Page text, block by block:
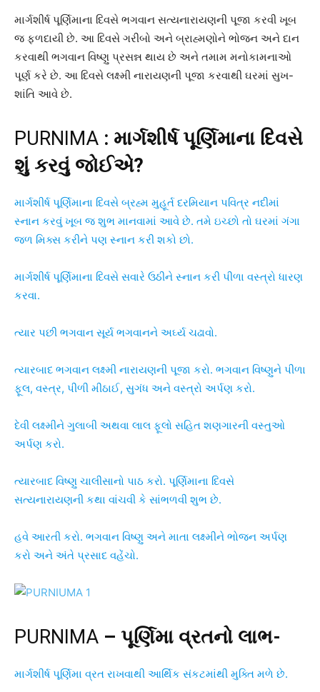
માર્ગશીર્ષ પૂર્ણિમાના દિવસે ભગવાન સત્યનારાયણની પૂજા કરવી ખૂબ
જ ફળદાયી છે. આ દિવસે ગરીબો અને બ્રાહ્મણોને ભોજન અને દાન
કરવાથી ભગવાન વિષ્ણુ પ્રસન્ન થાય છે અને તમામ મનોકામનાઓ
પૂર્ણ કરે છે. આ દિવસે લક્ષ્મી નારાયણની પૂજા કરવાથી ઘરમાં સુખ-
શાંતિ આવે છે.
PURNIMA : માર્ગશીર્ષ પૂર્ણિમાના દિવસે
શું કરવું જોઈએ?
માર્ગશીર્ષ પૂર્ણિમાના દિવસે બ્રહ્મ મુહૂર્ત દરમિયાન પવિત્ર નદીમાં
સ્નાન કરવું ખૂબ જ શુભ માનવામાં આવે છે. તમે ઇચ્છો તો ઘરમાં ગંગા
જળ મિક્સ કરીને પણ સ્નાન કરી શકો છો.
માર્ગશીર્ષ પૂર્ણિમાના દિવસે સવારે ઉઠીને સ્નાન કરી પીળા વસ્ત્રો ધારણ
કરવા.
ત્યાર પછી ભગવાન સૂર્ય ભગવાનને અર્ઘ્ય ચઢાવો.
ત્યારબાદ ભગવાન લક્ષ્મી નારાયણની પૂજા કરો. ભગવાન વિષ્ણુને પીળા
ફૂલ, વસ્ત્ર, પીળી મીઠાઈ, સુગંધ અને વસ્ત્રો અર્પણ કરો.
દેવી લક્ષ્મીને ગુલાબી અથવા લાલ ફૂલો સહિત શણગારની વસ્તુઓ
અર્પણ કરો.
ત્યારબાદ વિષ્ણુ ચાલીસાનો પાઠ કરો. પૂર્ણિમાના દિવસે
સત્યનારાયણની કથા વાંચવી કે સાંભળવી શુભ છે.
હવે આરતી કરો. ભગવાન વિષ્ણુ અને માતા લક્ષ્મીને ભોજન અર્પણ
કરો અને અંતે પ્રસાદ વહેંચો.
PURNIMA – પૂર્ણિમા વ્રતનો લાભ-
માર્ગશીર્ષ પૂર્ણિમા વ્રત રાખવાથી આર્થિક સંકટમાંથી મુક્તિ મળે છે.